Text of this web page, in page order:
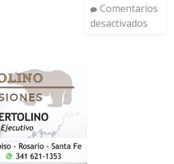
Comentarios
desactivados